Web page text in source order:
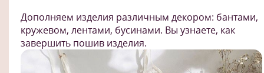
Дополняем изделия различным декором: бантами,
кружевом, лентами, бусинами. Вы узнаете, как
завершить пошив изделия.